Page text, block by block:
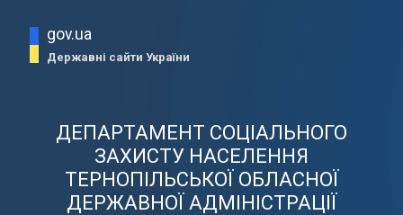
gov.ua
Державні сайти України
ДЕПАРТАМЕНТ СОЦІАЛЬНОГО
ЗАХИСТУ НАСЕЛЕННЯ
ТЕРНОПІЛЬСЬКОЇ ОБЛАСНОЇ
ДЕРЖАВНОЇ АДМІНІСТРАЦІЇ